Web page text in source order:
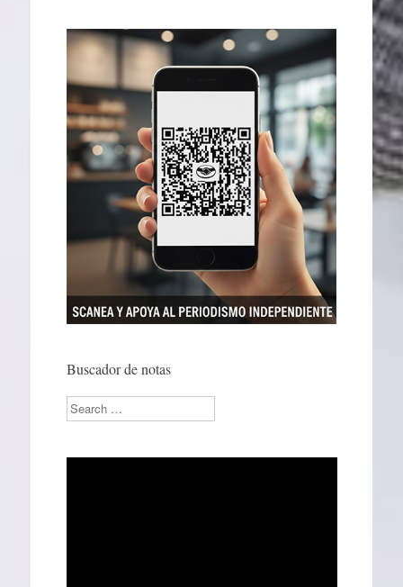
Buscador de notas
Search